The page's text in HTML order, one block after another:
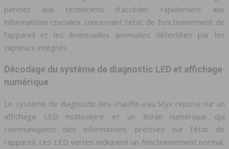
permet aux techniciens d’accéder rapidement aux
informations cruciales concernant l’état de fonctionnement de
l’appareil et les éventuelles anomalies détectées par les
capteurs intégrés.
Décodage du système de diagnostic LED et affichage
numérique
Le système de diagnostic des chauffe-eau Styx repose sur un
affichage LED multicolore et un écran numérique qui
communiquent des informations précises sur l’état de
l’appareil. Les LED vertes indiquent un fonctionnement normal,